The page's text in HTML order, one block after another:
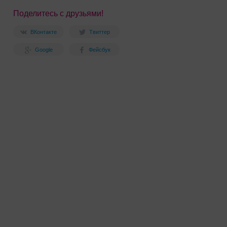
Поделитесь с друзьями!
ВКонтакте Твиттер
Google Фейсбук